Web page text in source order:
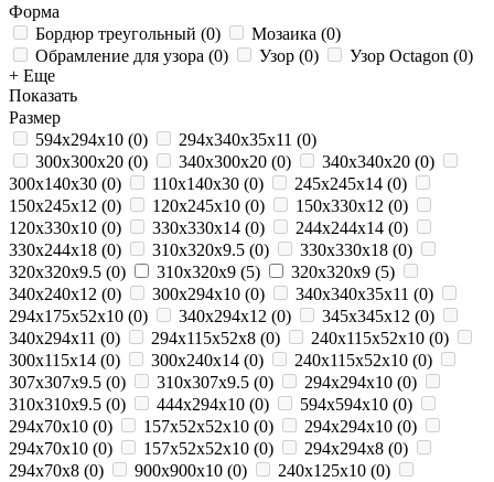
Форма
Бордюр треугольный (0) Мозаика (0)
Обрамление для узора (0) Узор (0) Узор Octagon (0)
+ Еще
Показать
Размер
594х294х10 (0) 294х340х35х11 (0)
300х300х20 (0) 340х300х20 (0) 340х340х20 (0)
300х140х30 (0) 110х140х30 (0) 245x245x14 (0)
150x245x12 (0) 120x245x10 (0) 150x330x12 (0)
120x330x10 (0) 330x330x14 (0) 244x244x14 (0)
330x244x18 (0) 310x320x9.5 (0) 330x330x18 (0)
320x320x9.5 (0) 310x320x9 (5) 320x320x9 (5)
340x240x12 (0) 300x294x10 (0) 340х340х35х11 (0)
294x175x52x10 (0) 340x294x12 (0) 345x345x12 (0)
340х294х11 (0) 294х115х52х8 (0) 240x115x52x10 (0)
300x115x14 (0) 300x240x14 (0) 240х115х52х10 (0)
307x307x9.5 (0) 310x307x9.5 (0) 294x294x10 (0)
310x310x9.5 (0) 444x294x10 (0) 594х594х10 (0)
294x70x10 (0) 157x52x52x10 (0) 294х294х10 (0)
294х70х10 (0) 157х52х52x10 (0) 294x294x8 (0)
294х70х8 (0) 900х900х10 (0) 240х125х10 (0)